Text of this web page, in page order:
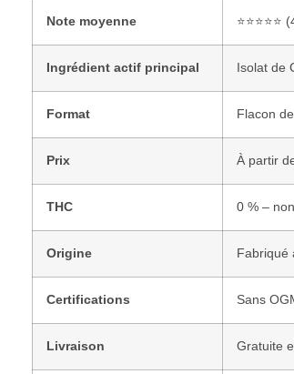
Note moyenne ⭐⭐⭐⭐⭐
Ingrédient actif principal Isolat de
Format Flacon
Prix À partir
THC 0 % –
Origine Fabriqué
Certifications Sans
Livraison Gratuite